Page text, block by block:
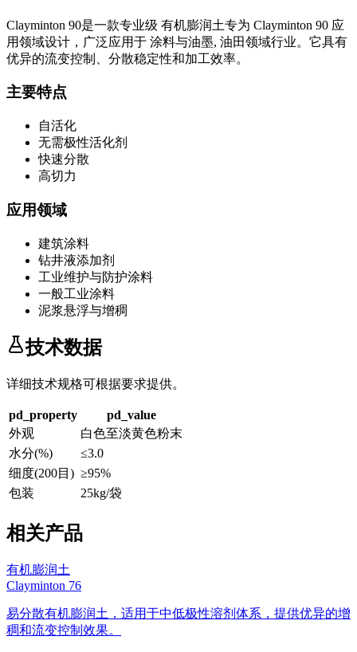
Clayminton 90是一款专业级 有机膨润土专为 Clayminton 90 应
用领域设计，广泛应用于 涂料与油墨, 油田领域行业。它具有
优异的流变控制、分散稳定性和加工效率。
主要特点
自活化
无需极性活化剂
快速分散
高切力
应用领域
建筑涂料
钻井液添加剂
工业维护与防护涂料
一般工业涂料
泥浆悬浮与增稠
技术数据
详细技术规格可根据要求提供。
pd_property
pd_value
外观
白色至淡黄色粉末
水分(%)
≤3.0
细度(200目) ≥95%
包装
25kg/袋
相关产品
有机膨润土
Clayminton 76
易分散有机膨润土，适用于中低极性溶剂体系，提供优异的增
稠和流变控制效果。